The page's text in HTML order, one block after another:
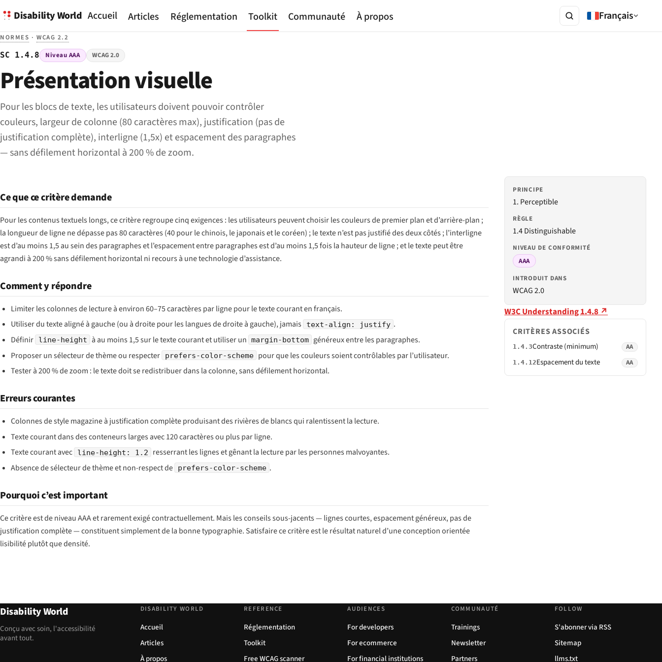
Disability World Accueil Articles Réglementation Toolkit Communauté À propos Français
NORMES ·WCAG 2.2
SC 1.4.8 Niveau AAA WCAG 2.0
Présentation visuelle
Pour les blocs de texte, les utilisateurs doivent pouvoir contrôler
couleurs, largeur de colonne (80 caractères max), justification (pas de
justification complète), interligne (1,5x) et espacement des paragraphes
— sans défilement horizontal à 200 % de zoom.
Ce que ce critère demande
Pour les contenus textuels longs, ce critère regroupe cinq exigences : les utilisateurs peuvent choisir les couleurs de premier plan et d’arrière-plan ;
la longueur de ligne ne dépasse pas 80 caractères (40 pour le chinois, le japonais et le coréen) ; le texte n’est pas justifié des deux côtés ; l’interligne
est d’au moins 1,5 au sein des paragraphes et l’espacement entre paragraphes est d’au moins 1,5 fois la hauteur de ligne ; et le texte peut être
agrandi à 200 % sans défilement horizontal ni recours à une technologie d’assistance.
Comment y répondre
Limiter les colonnes de lecture à environ 60–75 caractères par ligne pour le texte courant en français.
Utiliser du texte aligné à gauche (ou à droite pour les langues de droite à gauche), jamais
text-align: justify .
Définir
line-height à au moins 1,5 sur le texte courant et utiliser un margin-bottom généreux entre les paragraphes.
Proposer un sélecteur de thème ou respecter
prefers-color-scheme
pour que les couleurs soient contrôlables par l’utilisateur.
Tester à 200 % de zoom : le texte doit se redistribuer dans la colonne, sans défilement horizontal.
Erreurs courantes
Colonnes de style magazine à justification complète produisant des rivières de blancs qui ralentissent la lecture.
Texte courant dans des conteneurs larges avec 120 caractères ou plus par ligne.
Texte courant avec
line-height: 1.2
resserrant les lignes et gênant la lecture par les personnes malvoyantes.
Absence de sélecteur de thème et non-respect de
prefers-color-scheme .
Pourquoi c’est important
Ce critère est de niveau AAA et rarement exigé contractuellement. Mais les conseils sous-jacents — lignes courtes, espacement généreux, pas de
justification complète — constituent simplement de la bonne typographie. Satisfaire ce critère est le résultat naturel d’une conception orientée
lisibilité plutôt que densité.
PRINCIPE
1. Perceptible
RÈGLE
1.4 Distinguishable
NIVEAU DE CONFORMITÉ
AAA
INTRODUIT DANS
WCAG 2.0
W3C Understanding 1.4.8 ↗
CRITÈRES ASSOCIÉS
1.4.3Contraste (minimum) AA
1.4.12Espacement du texte AA
Disability World
Conçu avec soin, l'accessibilité
avant tout.
DISABILITY WORLD
Accueil
Articles
À propos
REFERENCE
Réglementation
Toolkit
Free WCAG scanner
AUDIENCES
For developers
For ecommerce
For financial institutions
COMMUNAUTÉ
Trainings
Newsletter
Partners
FOLLOW
S'abonner via RSS
Sitemap
llms.txt